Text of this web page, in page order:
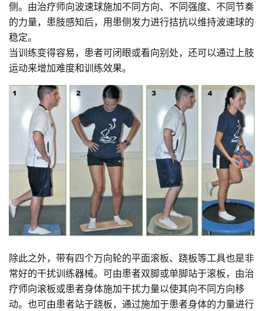
侧。由治疗师向波速球施加不同方向、不同强度、不同节奏
的力量，患肢感知后，用患侧发力进行拮抗以维持波速球的
稳定。
当训练变得容易，患者可闭眼或看向别处，还可以通过上肢
运动来增加难度和训练效果。
除此之外，带有四个万向轮的平面滚板、跷板等工具也是非
常好的干扰训练器械。可由患者双脚或单脚站于滚板，由治
疗师向滚板或患者身体施加干扰力量以使其向不同方向移
动。也可由患者站于跷板，通过施加于患者身体的力量进行